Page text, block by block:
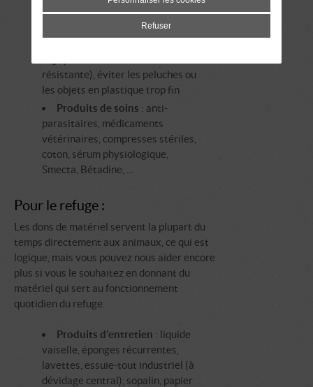
muselières, ...
Jouets pour chiens: jouets,
résistante), éviter les peluches ou
les objets en plastique trop fin
Produits de soins : anti-
parasitaires, médicaments
vétérinaires, compresses stériles,
coton, sérum physiologique,
Smecta, Bétadine, ...
Pour le refuge :
Les dons de matériel servent la plupart du
temps directement aux animaux, ce qui est
logique, mais vous pouvez nous aider encore
plus si vous le souhaitez en donnant du
matériel qui sert au fonctionnement
quotidien du refuge.
Produits d'entretien : liquide
vaiselle, éponges récurrentes,
lavettes, essuie-tout industriel (à
dévidage central), sopalin, papier
Refuser